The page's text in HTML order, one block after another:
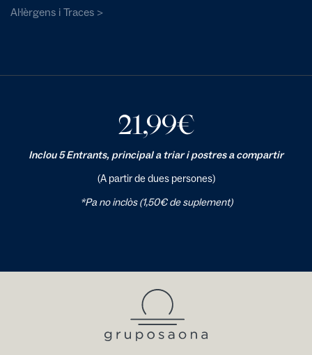
Al·lèrgens i Traces >
21,99€
Inclou 5 Entrants, principal a triar i postres a compartir
(A partir de dues persones)
*Pa no inclòs (1,50€ de suplement)